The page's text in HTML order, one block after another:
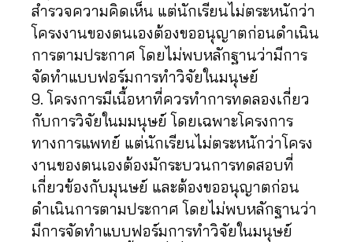
สำรวจความคิดเห็น แต่นักเรียนไม่ตระหนักว่า
โครงงานของตนเองต้องขออนุญาตก่อนดำเนิน
การตามประกาศ โดยไม่พบหลักฐานว่ามีการ
จัดทำแบบฟอร์มการทำวิจัยในมนุษย์
9. โครงการมีเนื้อหาที่ควรทำการทดลองเกี่ยว
กับการวิจัยในมมนุษย์ โดยเฉพาะโครงการ
ทางการแพทย์ แต่นักเรียนไม่ตระหนักว่าโครง
งานของตนเองต้องมักระบวนการทดสอบที่
เกี่ยวข้องกับมุนษย์ และต้องขออนุญาตก่อน
ดำเนินการตามประกาศ โดยไม่พบหลักฐานว่า
มีการจัดทำแบบฟอร์มการทำวิจัยในมนุษย์